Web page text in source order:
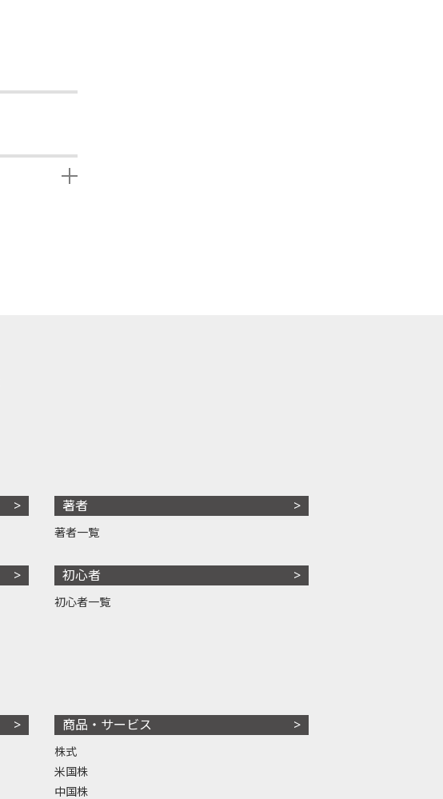
著者
著者一覧
初心者
初心者一覧
商品・サービス
株式
米国株
中国株